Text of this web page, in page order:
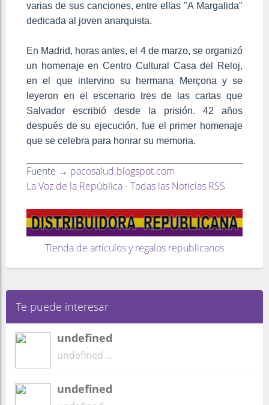
varias de sus canciones, entre ellas "A Margalida"
dedicada al joven anarquista.​
En Madrid, horas antes, el 4 de marzo, se organizó
un homenaje en Centro Cultural Casa del Reloj,
en el que intervino su hermana Merçona y se
leyeron en el escenario tres de las cartas que
Salvador escribió desde la prisión. 42 años
después de su ejecución, fue el primer homenaje
que se celebra para honrar su memoria.
Fuente → pacosalud.blogspot.com
La Voz de la República - Todas las Noticias RSS
Tienda de artículos y regalos republicanos
Te puede interesar
undefined
undefined ...
undefined